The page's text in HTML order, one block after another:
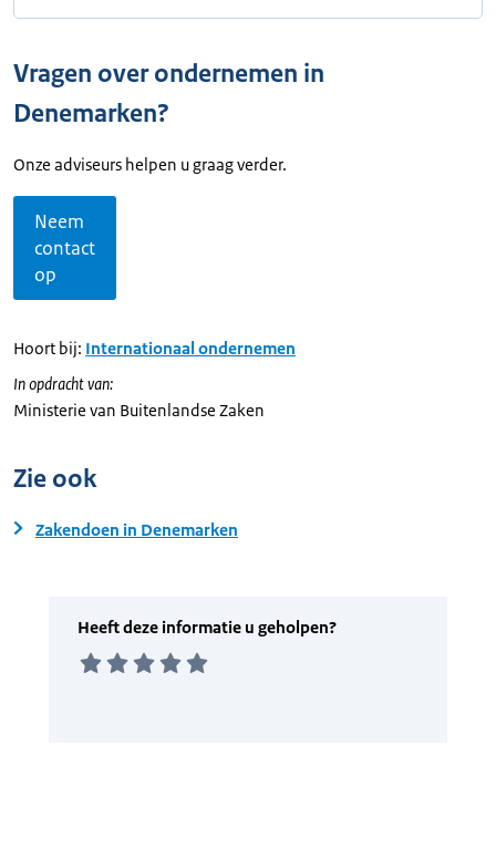
Vragen over ondernemen in
Denemarken?
Onze adviseurs helpen u graag verder.
Neem
contact
op
Hoort bij: Internationaal ondernemen
In opdracht van:
Ministerie van Buitenlandse Zaken
Zie ook
Zakendoen in Denemarken